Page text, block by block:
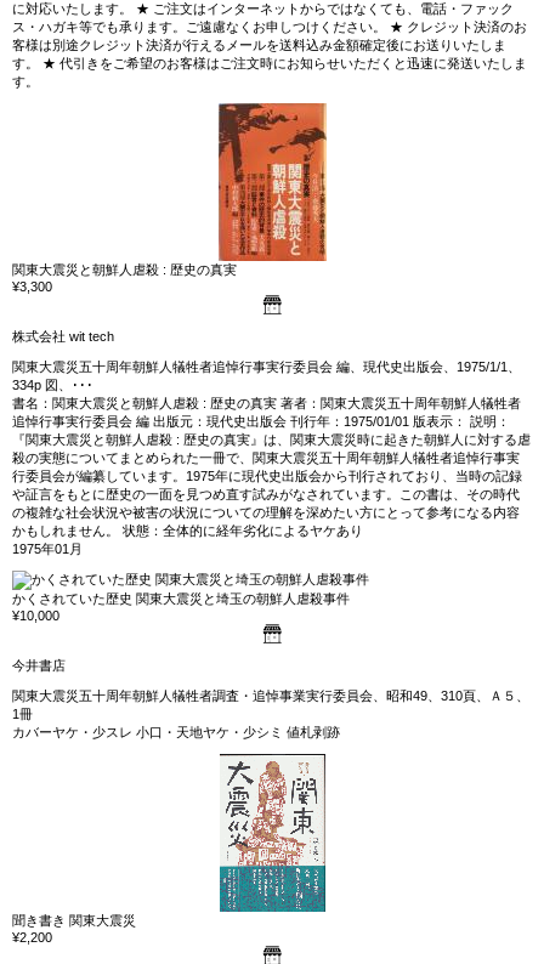
に対応いたします。 ★ ご注文はインターネットからではなくても、電話・ファック
ス・ハガキ等でも承ります。ご遠慮なくお申しつけください。 ★ クレジット決済のお
客様は別途クレジット決済が行えるメールを送料込み金額確定後にお送りいたしま
す。 ★ 代引きをご希望のお客様はご注文時にお知らせいただくと迅速に発送いたしま
す。
関東大震災と朝鮮人虐殺 : 歴史の真実
¥3,300
株式会社 wit tech
関東大震災五十周年朝鮮人犠牲者追悼行事実行委員会 編、現代史出版会、1975/1/1、
334p 図、･･･
書名：関東大震災と朝鮮人虐殺 : 歴史の真実 著者：関東大震災五十周年朝鮮人犠牲者
追悼行事実行委員会 編 出版元：現代史出版会 刊行年：1975/01/01 版表示： 説明：
『関東大震災と朝鮮人虐殺 : 歴史の真実』は、関東大震災時に起きた朝鮮人に対する虐
殺の実態についてまとめられた一冊で、関東大震災五十周年朝鮮人犠牲者追悼行事実
行委員会が編纂しています。1975年に現代史出版会から刊行されており、当時の記録
や証言をもとに歴史の一面を見つめ直す試みがなされています。この書は、その時代
の複雑な社会状況や被害の状況についての理解を深めたい方にとって参考になる内容
かもしれません。 状態：全体的に経年劣化によるヤケあり
1975年01月
かくされていた歴史 関東大震災と埼玉の朝鮮人虐殺事件
¥10,000
今井書店
関東大震災五十周年朝鮮人犠牲者調査・追悼事業実行委員会、昭和49、310頁、Ａ５、
1冊
カバーヤケ・少スレ 小口・天地ヤケ・少シミ 値札剥跡
聞き書き 関東大震災
¥2,200